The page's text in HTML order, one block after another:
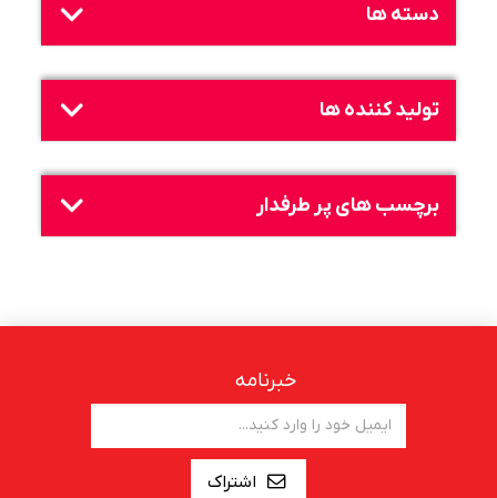
دسته ها
تولید کننده ها
برچسب های پر طرفدار
خبرنامه
اشتراک